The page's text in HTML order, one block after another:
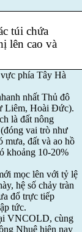
túi chứa
lên cao và
phía Tây Hà
nhất Thủ đô
Liêm, Hoài Đức).
là đất nông
vai trò như
đất và ao hồ
khoảng 10-20%
mọc lên với tỷ lệ
hệ số chảy tràn
đổ trực tiếp
tức.
VNCOLD, cùng
Nhuệ hiện nay